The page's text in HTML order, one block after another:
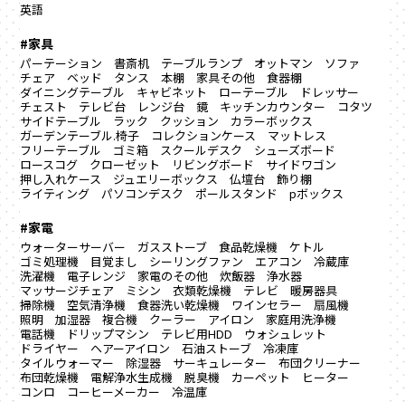
英語
#家具
パーテーション 書斎机 テーブルランプ オットマン
ソファ
チェア
ベッド タンス 本棚 家具その他
食器棚
ダイニングテーブル
キャビネット ローテーブル
ドレッサー
チェスト
テレビ台 レンジ台 鏡 キッチンカウンター
コタツ
サイドテーブル
ラック クッション
カラーボックス
ガーデンテーブル.椅子
コレクションケース
マットレス
フリーテーブル
ゴミ箱 スクールデスク
シューズボード
ロースコグ
クローゼット リビングボード
サイドワゴン
押し入れケース
ジュエリーボックス 仏壇台
飾り棚
ライティング
パソコンデスク ポールスタンド pボックス
#家電
ウォーターサーバー ガスストーブ 食品乾燥機
ケトル
ゴミ処理機
目覚まし シーリングファン エアコン
冷蔵庫
洗濯機
電子レンジ 家電のその他 炊飯器
浄水器
マッサージチェア
ミシン 衣類乾燥機 テレビ
暖房器具
掃除機
空気清浄機 食器洗い乾燥機 ワインセラー
扇風機
照明
加湿器 複合機 クーラー アイロン
家庭用洗浄機
電話機
ドリップマシン テレビ用HDD
ウォシュレット
ドライヤー
ヘアーアイロン 石油ストーブ
冷凍庫
タイルウォーマー
除湿器 サーキュレーター
布団クリーナー
布団乾燥機
電解浄水生成機 脱臭機 カーペット
ヒーター
コンロ
コーヒーメーカー 冷温庫